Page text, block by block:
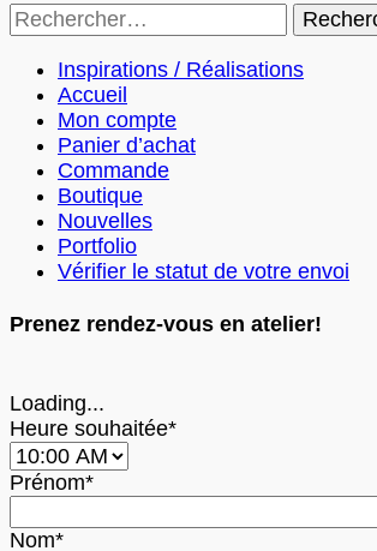
Rechercher :
Inspirations / Réalisations
Accueil
Mon compte
Panier d’achat
Commande
Boutique
Nouvelles
Portfolio
Vérifier le statut de votre envoi
Prenez rendez-vous en atelier!
Loading...
Heure souhaitée*
Prénom*
Nom*